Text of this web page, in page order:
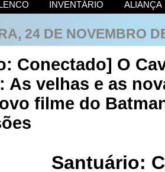
INVENTÁRIO ALIANÇA
24 DE NOVEMBRO
Conectado] O
As velhas e as
filme do
Santuário: